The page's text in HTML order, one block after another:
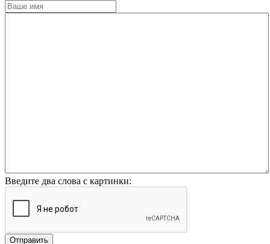
Введите два слова с картинки:
Отправить